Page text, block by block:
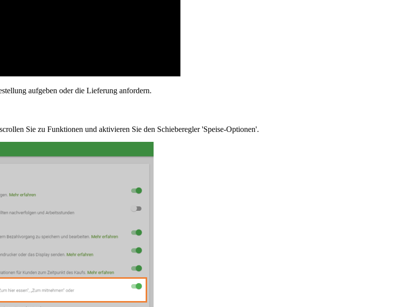
aufgeben oder die Lieferung anfordern.
Sie zu Funktionen und aktivieren Sie den Schieberegler 'Speise-Optionen'.